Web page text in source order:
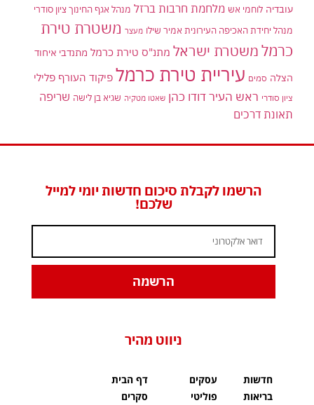
עובדיה לוחמי אש מלחמת חרבות ברזל מנהל אגף החינוך ציון סודרי
מנהל יחידת האכיפה העירונית אמיר שילו מעצר משטרת טירת
כרמלמשטרת ישראל מתנ"ס טירת כרמל מתנדבי איחוד
הצלה סמים עיריית טירת כרמל פיקוד העורף פלילי
ציון סודרי ראש העיר דודו כהן שאטו מטקיה שגיא בן לישה שריפה
תאונת דרכים
הרשמו לקבלת סיכום חדשות יומי למייל
שלכם!
הרשמה
ניווט מהיר
חדשות
בריאות
עסקים
פוליטי
דף הבית
סקרים